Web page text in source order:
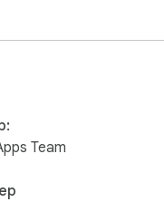
us at
Follower Export
Team